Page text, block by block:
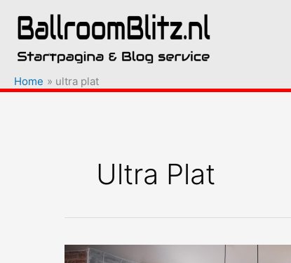
naar
inhoud
Home ultra plat
Ultra Plat